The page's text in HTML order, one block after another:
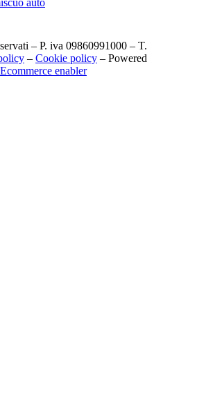
auto
– P. iva 09860991000 – T.
– Cookie policy – Powered
enabler